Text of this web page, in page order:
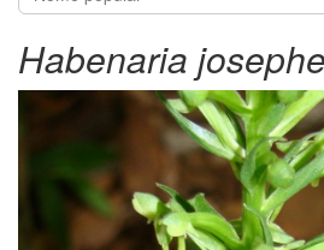
Habenaria